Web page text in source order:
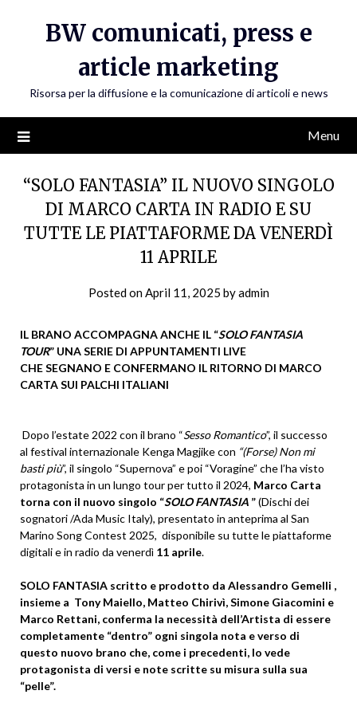
BW comunicati, press e
article marketing
Risorsa per la diffusione e la comunicazione di articoli e news
Menu
“SOLO FANTASIA” IL NUOVO SINGOLO
DI MARCO CARTA IN RADIO E SU
TUTTE LE PIATTAFORME DA VENERDÌ
11 APRILE
Posted onApril 11, 2025 byadmin
IL BRANO ACCOMPAGNA ANCHE IL “SOLO FANTASIA
TOUR” UNA SERIE DI APPUNTAMENTI LIVE
CHE SEGNANO E CONFERMANO IL RITORNO DI MARCO
CARTA SUI PALCHI ITALIANI
Dopo l’estate 2022 con il brano “Sesso Romantico”, il successo
al festival internazionale Kenga Magjike con “(Forse) Non mi
basti più”, il singolo “Supernova” e poi “Voragine” che l’ha visto
protagonista in un lungo tour per tutto il 2024, Marco Carta
torna con il nuovo singolo “SOLO FANTASIA ”(Dischi dei
sognatori /Ada Music Italy), presentato in anteprima al San
Marino Song Contest 2025, disponibile su tutte le piattaforme
digitali e in radio da venerdì 11 aprile.
SOLO FANTASIA scritto e prodotto da Alessandro Gemelli ,
insieme a Tony Maiello, Matteo Chirivì, Simone Giacomini e
Marco Rettani, conferma la necessità dell’Artista di essere
completamente “dentro” ogni singola nota e verso di
questo nuovo brano che, come i precedenti, lo vede
protagonista di versi e note scritte su misura sulla sua
“pelle”.